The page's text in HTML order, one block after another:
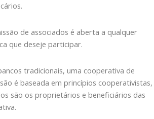
de associados é aberta a qualquer
que deseje participar.
tradicionais, uma cooperativa de
é baseada em princípios cooperativistas,
são os proprietários e beneficiários das